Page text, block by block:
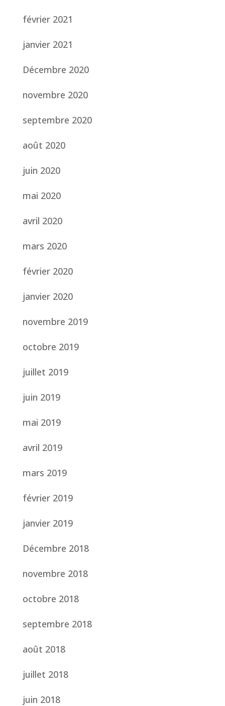
février 2021
janvier 2021
Décembre 2020
novembre 2020
septembre 2020
août 2020
juin 2020
mai 2020
avril 2020
mars 2020
février 2020
janvier 2020
novembre 2019
octobre 2019
juillet 2019
juin 2019
mai 2019
avril 2019
mars 2019
février 2019
janvier 2019
Décembre 2018
novembre 2018
octobre 2018
septembre 2018
août 2018
juillet 2018
juin 2018